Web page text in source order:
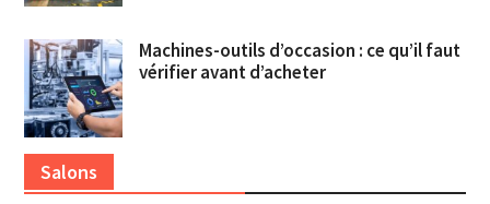
Machines-outils d’occasion : ce qu’il faut
vérifier avant d’acheter
Salons